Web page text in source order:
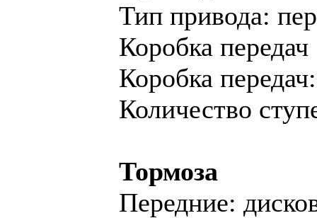
Тип привода:
Коробка передач
Коробка
Количество
Тормоза
Передние: